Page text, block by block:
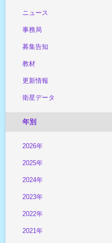
ニュース
事務局
募集告知
教材
更新情報
衛星データ
年別
2026年
2025年
2024年
2023年
2022年
2021年